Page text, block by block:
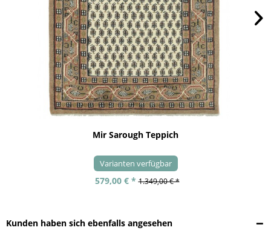
Mir Sarough Teppich
Varianten verfügbar
579,00 € * 1.349,00 € *
Kunden haben sich ebenfalls angesehen